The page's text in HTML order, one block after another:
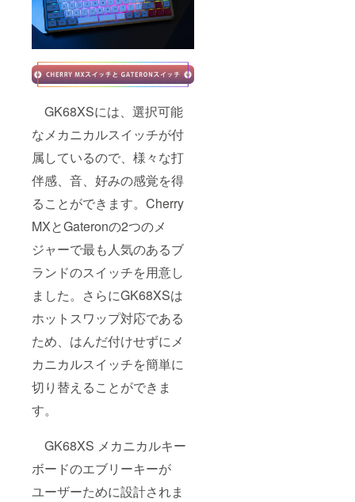
GK68XSには、選択可能
なメカニカルスイッチが付
属しているので、様々な打
伴感、音、好みの感覚を得
ることができます。Cherry
MXとGateronの2つのメ
ジャーで最も人気のあるブ
ランドのスイッチを用意し
ました。さらにGK68XSは
ホットスワップ対応である
ため、はんだ付けせずにメ
カニカルスイッチを簡単に
切り替えることができま
す。
GK68XS メカニカルキー
ボードのエブリーキーが
ユーザーために設計されま